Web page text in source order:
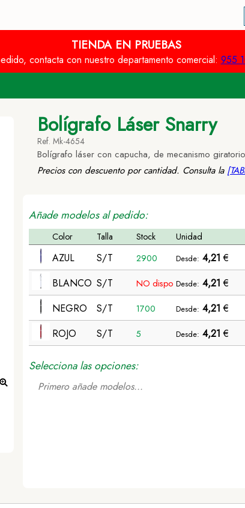
TIENDA EN PRUEBAS
contacta con nuestro departamento comercial: 955
Bolígrafo Láser Snarry
Ref. Mk-4654
Bolígrafo láser con capucha, de mecanismo
Precios con descuento por cantidad. Consulta la
Bolígrafo Láser Snarry - BLANCO
Añade modelos al pedido:
Color Talla Stock Unidad
AZUL S/T 2900 Desde: 4,21 €
BLANCO S/T NO dispo Desde: 4,21 €
NEGRO S/T 1700 Desde: 4,21 €
ROJO S/T 5 Desde: 4,21 €
Selecciona las opciones:
Primero añade modelos...